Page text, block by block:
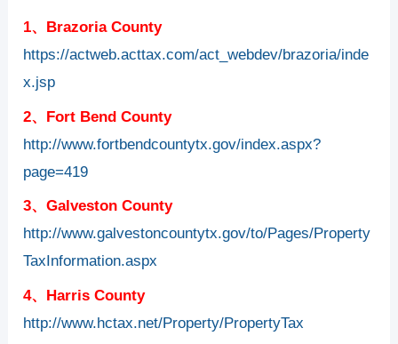
1、Brazoria County
https://actweb.acttax.com/act_webdev/brazoria/inde
x.jsp
2、Fort Bend County
http://www.fortbendcountytx.gov/index.aspx?
page=419
3、Galveston County
http://www.galvestoncountytx.gov/to/Pages/Property
TaxInformation.aspx
4、Harris County
http://www.hctax.net/Property/PropertyTax